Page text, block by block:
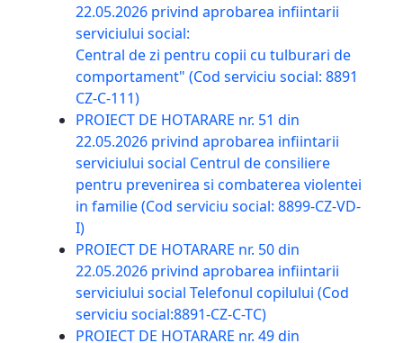
22.05.2026 privind aprobarea infiintarii
serviciului social:
Central de zi pentru copii cu tulburari de
comportament" (Cod serviciu social: 8891
CZ-C-111)
PROIECT DE HOTARARE nr. 51 din
22.05.2026 privind aprobarea infiintarii
serviciului social Centrul de consiliere
pentru prevenirea si combaterea violentei
in familie (Cod serviciu social: 8899-CZ-VD-
I)
PROIECT DE HOTARARE nr. 50 din
22.05.2026 privind aprobarea infiintarii
serviciului social Telefonul copilului (Cod
serviciu social:8891-CZ-C-TC)
PROIECT DE HOTARARE nr. 49 din